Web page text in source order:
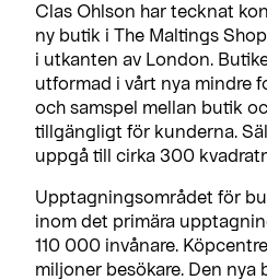
Clas Ohlson har tecknat
ny butik i The Maltings
i utkanten av London.
utformad i vårt nya mindre
och samspel mellan butik
tillgängligt för kunderna.
uppgå till cirka 300
Upptagningsområdet för
inom det primära
110 000 invånare.
miljoner besökare. Den nya